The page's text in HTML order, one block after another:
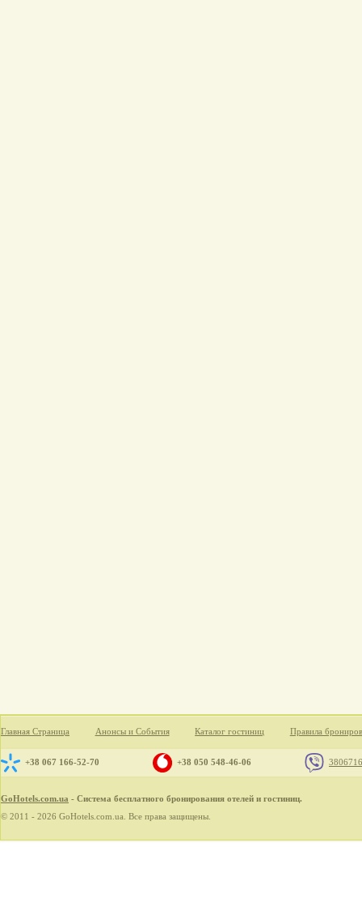
Главная Страница Анонсы и События Каталог гостиниц Правила
+38 067 166-52-70 +38 050 548-46-06
GoHotels.com.ua - Система бесплатного бронирования отелей и гостиниц.
© 2011 - 2026 GoHotels.com.ua. Все права защищены.